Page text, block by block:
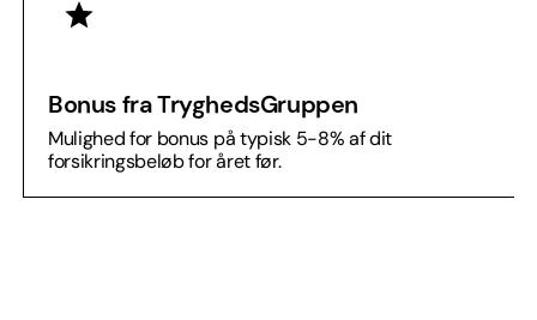
Bonus fra TryghedsGruppen
Mulighed for bonus på typisk 5-8% af dit
forsikringsbeløb for året før.